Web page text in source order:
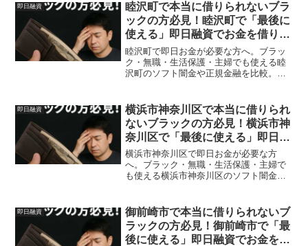
即日融資
睦沢町で本当に借りられないブラ
ックの方必見！睦沢町で「最後に
使える」即日融資でお金を借りる
方法を紹介！
睦沢町で即日お金が必要な方へ。ブラッ
ク・無職・生活保護・主婦でも使える睦
沢町のソフト闇金や正規金融を比較。安
即日融資
横浜市神奈川区で本当に借りられ
ないブラックの方必見！横浜市神
奈川区で「最後に使える」即日融
資でお金を借りる方法を紹介！
横浜市神奈川区で即日お金が必要な方
へ。ブラック・無職・生活保護・主婦で
も使える横浜市神奈川区のソフト闇金や
即日融資
御前崎市で本当に借りられないブ
ラックの方必見！御前崎市で「最
後に使える」即日融資でお金を借